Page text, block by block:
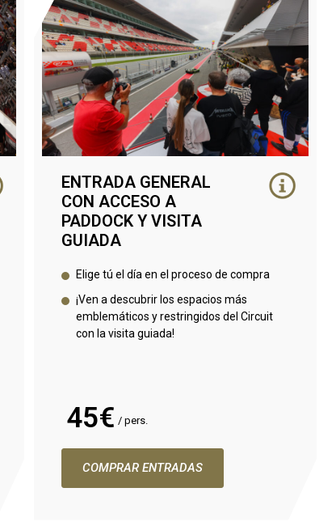
ENTRADA GENERAL
CON ACCESO A
PADDOCK Y VISITA
GUIADA
Elige tú el día en el proceso de compra
¡Ven a descubrir los espacios más
emblemáticos y restringidos del Circuit
con la visita guiada!
45€ / pers.
COMPRAR ENTRADAS